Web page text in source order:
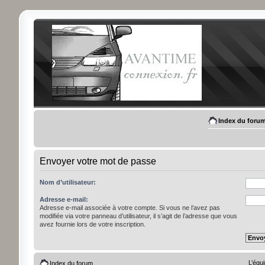
Index du
Envoyer votre mot de passe
Nom d’utilisateur:
Adresse e-mail:
Adresse e-mail associée à votre compte. Si vous ne l’avez pas
modifiée via votre panneau d’utilisateur, il s’agit de l’adresse que vous
avez fournie lors de votre inscription.
Index du forum